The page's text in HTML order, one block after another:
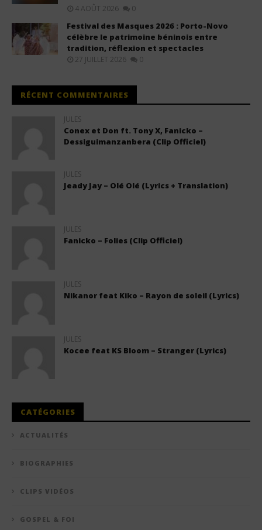
4 AOÛT 2026 0
Festival des Masques 2026 : Porto-Novo
célèbre le patrimoine béninois entre
tradition, réflexion et spectacles
27 JUILLET 2026 0
RÉCENT COMMENTAIRES
JULES
Conex et Don ft. Tony X, Fanicko –
Dessiguimanzanbera (Clip Officiel)
JULES
Jeady Jay – Olé Olé (Lyrics + Translation)
JULES
Fanicko – Folies (Clip Officiel)
JULES
Nikanor feat Kiko – Rayon de soleil (Lyrics)
JULES
Kocee feat KS Bloom – Stranger (Lyrics)
CATÉGORIES
ACTUALITÉS
BIOGRAPHIES
CLIPS VIDÉOS
GOSPEL & FOI